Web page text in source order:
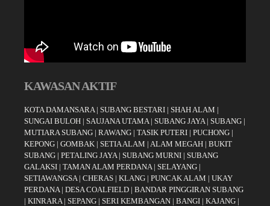
KAWASAN AKTIF
KOTA DAMANSARA| SUBANG BESTARI | SHAH ALAM |
SUNGAI BULOH | SAUJANA UTAMA| SUBANG JAYA | SUBANG |
MUTIARA SUBANG | RAWANG | TASIK PUTERI | PUCHONG |
KEPONG | GOMBAK | SETIA ALAM | ALAM MEGAH | BUKIT
SUBANG | PETALING JAYA| SUBANG MURNI | SUBANG
GALAKSI | TAMAN ALAM PERDANA| SELAYANG |
SETIAWANGSA| CHERAS | KLANG | PUNCAK ALAM | UKAY
PERDANA| DESA COALFIELD | BANDAR PINGGIRAN SUBANG
| KINRARA| SEPANG | SERI KEMBANGAN | BANGI | KAJANG |